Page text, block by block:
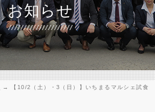
お知らせ
→
【10/2（土）・3（日）】いちまるマルシェ試食